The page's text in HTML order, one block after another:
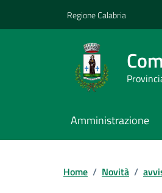
Regione Calabria
Amministrazione
Home / Novità /